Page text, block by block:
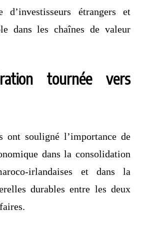
d’investisseurs étrangers et
dans les chaînes de valeur
tournée vers
ont souligné l’importance de
dans la consolidation
irlandaises et dans la
durables entre les deux